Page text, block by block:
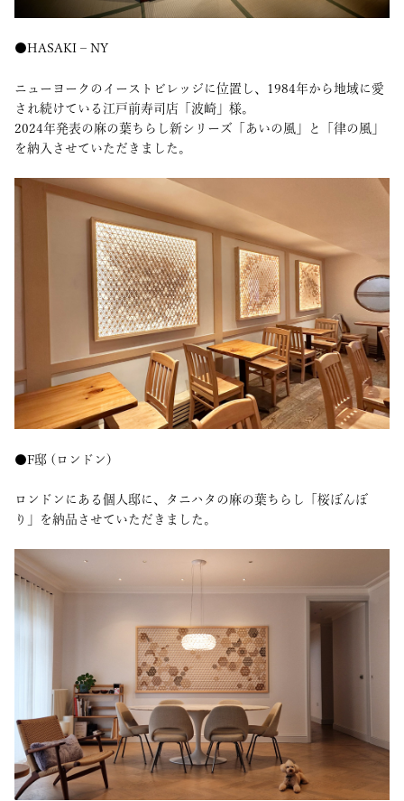
●HASAKI – NY
ニューヨークのイーストビレッジに位置し、1984年から地域に愛
され続けている江戸前寿司店「波崎」様。
2024年発表の麻の葉ちらし新シリーズ「あいの風」と「律の風」
を納入させていただきました。
●F邸 (ロンドン)
ロンドンにある個人邸に、タニハタの麻の葉ちらし「桜ぼんぼ
り」を納品させていただきました。